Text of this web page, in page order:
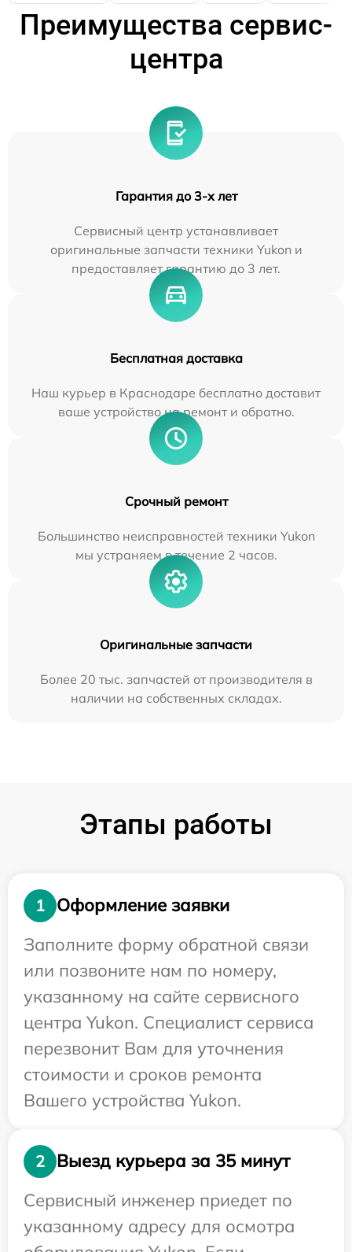
Преимущества сервис-
центра
Гарантия до 3-х лет
Сервисный центр устанавливает
оригинальные запчасти техники Yukon и
предоставляет гарантию до 3 лет.
Бесплатная доставка
Наш курьер в Краснодаре бесплатно доставит
ваше устройство на ремонт и обратно.
Срочный ремонт
Большинство неисправностей техники Yukon
мы устраняем в течение 2 часов.
Оригинальные запчасти
Более 20 тыс. запчастей от производителя в
наличии на собственных складах.
Этапы работы
1
Оформление заявки
Заполните форму обратной связи
или позвоните нам по номеру,
указанному на сайте сервисного
центра Yukon. Специалист сервиса
перезвонит Вам для уточнения
стоимости и сроков ремонта
Вашего устройства Yukon.
2
Выезд курьера за 35 минут
Сервисный инженер приедет по
указанному адресу для осмотра